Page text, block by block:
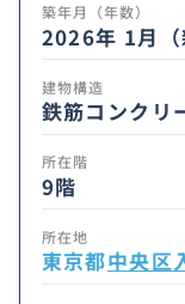
築年月（年数）
2026年 1月（
建物構造
鉄筋コンクリ
所在階
9階
所在地
東京都中央区